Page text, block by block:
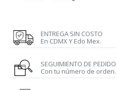
ENTREGA SIN COSTO
En CDMX Y Edo Mex.
SEGUIMIENTO DE PEDIDO
Con tu número de orden.